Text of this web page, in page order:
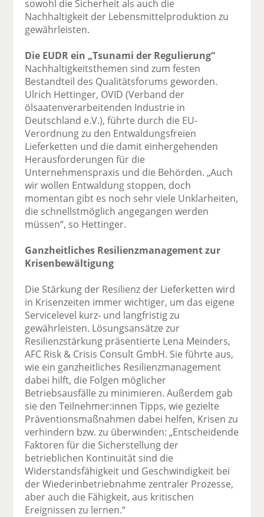
sowohl die Sicherheit als auch die
Nachhaltigkeit der Lebensmittelproduktion zu
gewährleisten.
Die EUDR ein „Tsunami der Regulierung“
Nachhaltigkeitsthemen sind zum festen
Bestandteil des Qualitätsforums geworden.
Ulrich Hettinger, OVID (Verband der
ölsaatenverarbeitenden Industrie in
Deutschland e.V.), führte durch die EU-
Verordnung zu den Entwaldungsfreien
Lieferketten und die damit einhergehenden
Herausforderungen für die
Unternehmenspraxis und die Behörden. „Auch
wir wollen Entwaldung stoppen, doch
momentan gibt es noch sehr viele Unklarheiten,
die schnellstmöglich angegangen werden
müssen“, so Hettinger.
Ganzheitliches Resilienzmanagement zur
Krisenbewältigung
Die Stärkung der Resilienz der Lieferketten wird
in Krisenzeiten immer wichtiger, um das eigene
Servicelevel kurz- und langfristig zu
gewährleisten. Lösungsansätze zur
Resilienzstärkung präsentierte Lena Meinders,
AFC Risk & Crisis Consult GmbH. Sie führte aus,
wie ein ganzheitliches Resilienzmanagement
dabei hilft, die Folgen möglicher
Betriebsausfälle zu minimieren. Außerdem gab
sie den Teilnehmer:innen Tipps, wie gezielte
Präventionsmaßnahmen dabei helfen, Krisen zu
verhindern bzw. zu überwinden: „Entscheidende
Faktoren für die Sicherstellung der
betrieblichen Kontinuität sind die
Widerstandsfähigkeit und Geschwindigkeit bei
der Wiederinbetriebnahme zentraler Prozesse,
aber auch die Fähigkeit, aus kritischen
Ereignissen zu lernen.“